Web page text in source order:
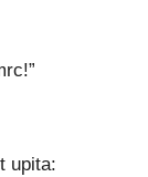
upita: